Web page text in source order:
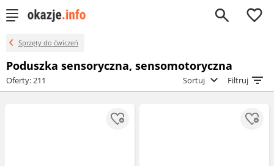
0
Sprzęty do ćwiczeń
Poduszka sensoryczna, sensomotoryczna
Oferty: 211 Sortuj Filtruj